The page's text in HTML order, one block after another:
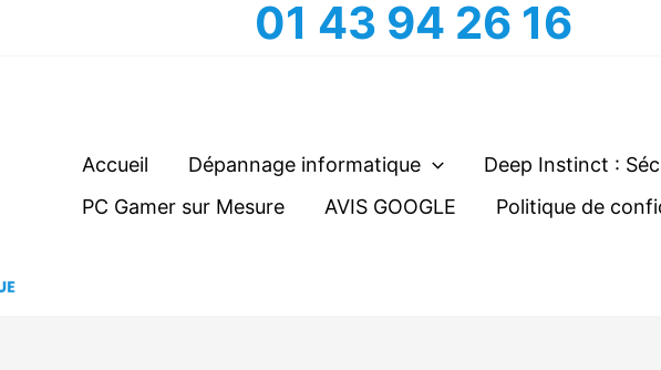
01 43 94 26 16
Accueil Dépannage informatique Deep Instinct :
PC Gamer sur Mesure
AVIS GOOGLE Politique de